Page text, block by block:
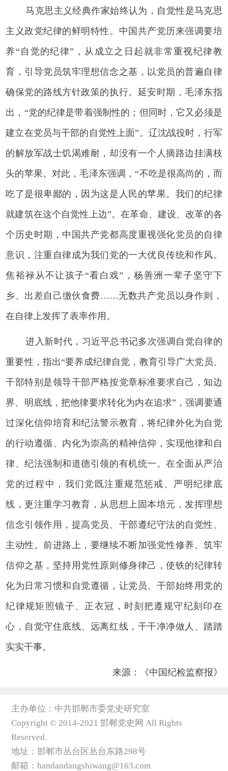
马克思主义经典作家始终认为，自觉性是马克思
主义政党纪律的鲜明特性。中国共产党历来强调要培
养“自觉的纪律”，从成立之日起就非常重视纪律教
育，引导党员筑牢理想信念之基，以党员的普遍自律
确保党的路线方针政策的执行。延安时期，毛泽东指
出，“党的纪律是带着强制性的；但同时，它又必须是
建立在党员与干部的自觉性上面”。辽沈战役时，行军
的解放军战士饥渴难耐，却没有一个人摘路边挂满枝
头的苹果。对此，毛泽东强调，“不吃是很高尚的，而
吃了是很卑鄙的，因为这是人民的苹果。我们的纪律
就建筑在这个自觉性上边”。在革命、建设、改革的各
个历史时期，中国共产党都高度重视强化党员的自律
意识，注重自律成为我们党的一大优良传统和作风。
焦裕禄从不让孩子“看白戏”，杨善洲一辈子坚守下
乡、出差自己缴伙食费……无数共产党员以身作则，
在自律上发挥了表率作用。
进入新时代，习近平总书记多次强调自觉自律的
重要性，指出“要养成纪律自觉，教育引导广大党员、
干部特别是领导干部严格按党章标准要求自己，知边
界、明底线，把他律要求转化为内在追求”，强调要通
过深化信仰培育和纪法警示教育，将纪律外化为自觉
的行动遵循、内化为崇高的精神信仰，实现他律和自
律、纪法强制和道德引领的有机统一。在全面从严治
党的过程中，我们党既注重规范惩戒、严明纪律底
线，更注重学习教育，从思想上固本培元，发挥理想
信念引领作用，提高党员、干部遵纪守法的自觉性、
主动性。前进路上，要继续不断加强党性修养、筑牢
信仰之基，坚持用党性原则修身律己，使铁的纪律转
化为日常习惯和自觉遵循，让党员、干部始终用党的
纪律规矩照镜子、正衣冠，时刻把遵规守纪刻印在
心，自觉守住底线、远离红线，干干净净做人、踏踏
实实干事。
来源：《中国纪检监察报》
主办单位：中共邯郸市委党史研究室
Copyright © 2014-2021 邯郸党史网 All Rights
Reserved.
地址：邯郸市丛台区丛台东路298号
邮箱：handandangshiwang@163.com